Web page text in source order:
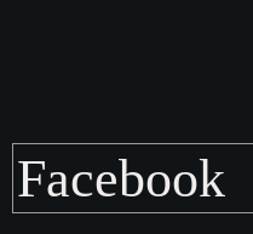
Facebook